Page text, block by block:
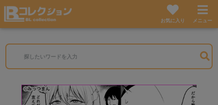
お気に入り メニュー